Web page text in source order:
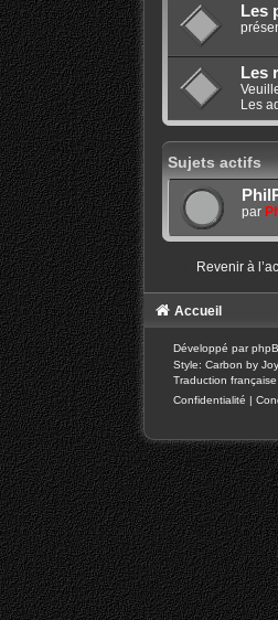
Les
Les
Les
Sujets actifs
par
Revenir à
Accueil
Développé par
Style: Carbon by
Traduction
Confidentialité |